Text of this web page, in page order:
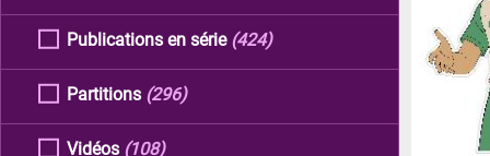
Publications en série (424)
Partitions (296)
Vidéos (108)